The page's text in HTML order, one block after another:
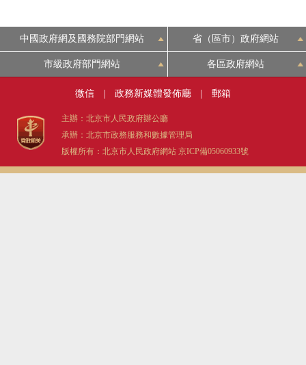
中國政府網及國務院部門網站 省（區市）政府網站
市級政府部門網站 各區政府網站
微信 政務新媒體發佈廳 郵箱
主辦：北京市人民政府辦公廳
承辦：北京市政務服務和數據管理局
版權所有：北京市人民政府網站 京ICP備05060933號